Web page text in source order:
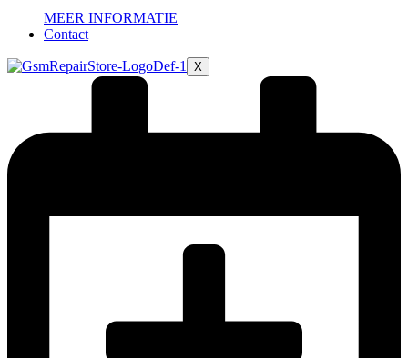
MEER INFORMATIE
Contact
X